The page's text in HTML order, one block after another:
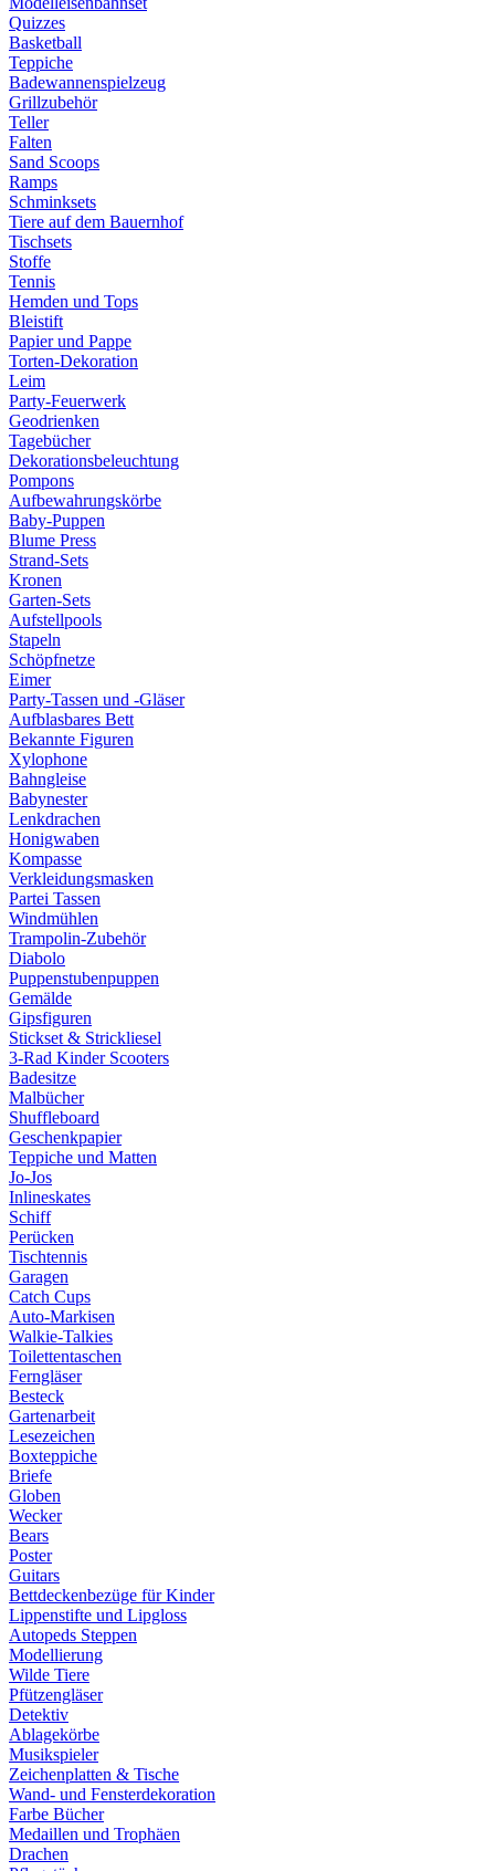
Quizzes
Basketball
Teppiche
Badewannenspielzeug
Grillzubehör
Teller
Falten
Sand Scoops
Ramps
Schminksets
Tiere auf dem Bauernhof
Tischsets
Stoffe
Tennis
Hemden und Tops
Bleistift
Papier und Pappe
Torten-Dekoration
Leim
Party-Feuerwerk
Geodrienken
Tagebücher
Dekorationsbeleuchtung
Pompons
Aufbewahrungskörbe
Baby-Puppen
Blume Press
Strand-Sets
Kronen
Garten-Sets
Aufstellpools
Stapeln
Schöpfnetze
Eimer
Party-Tassen und -Gläser
Aufblasbares Bett
Bekannte Figuren
Xylophone
Bahngleise
Babynester
Lenkdrachen
Honigwaben
Kompasse
Verkleidungsmasken
Partei Tassen
Windmühlen
Trampolin-Zubehör
Diabolo
Puppenstubenpuppen
Gemälde
Gipsfiguren
Stickset & Strickliesel
3-Rad Kinder Scooters
Badesitze
Malbücher
Shuffleboard
Geschenkpapier
Teppiche und Matten
Jo-Jos
Inlineskates
Schiff
Perücken
Tischtennis
Garagen
Catch Cups
Auto-Markisen
Walkie-Talkies
Toilettentaschen
Ferngläser
Besteck
Gartenarbeit
Lesezeichen
Boxteppiche
Briefe
Globen
Wecker
Bears
Poster
Guitars
Bettdeckenbezüge für Kinder
Lippenstifte und Lipgloss
Autopeds Steppen
Modellierung
Wilde Tiere
Pfützengläser
Detektiv
Ablagekörbe
Musikspieler
Zeichenplatten & Tische
Wand- und Fensterdekoration
Farbe Bücher
Medaillen und Trophäen
Drachen